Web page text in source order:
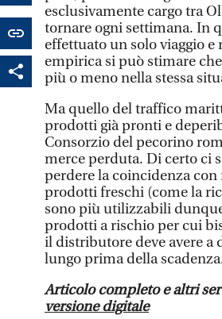
esclusivamente cargo tra
tornare ogni settimana. In
effettuato un solo viaggio e
empirica si può stimare
più o meno nella stessa
Ma quello del traffico
prodotti già pronti e
Consorzio del pecorino
merce perduta. Di certo ci
perdere la coincidenza
prodotti freschi (come la
sono più utilizzabili
prodotti a rischio per cui
il distributore deve avere a
lungo prima della
Articolo completo e altri
versione digitale